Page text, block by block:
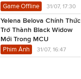
Game Offline 31/07, 17:30
Yelena Belova Chính Thức
Trở Thành Black Widow
Mới Trong MCU
Phim Ảnh 31/07, 16:47